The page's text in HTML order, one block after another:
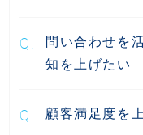
問い合わせを
知を上げたい
顧客満足度を